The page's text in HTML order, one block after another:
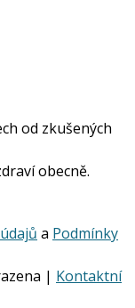
od zkušených
obecně.
a Podmínky
| Kontaktní